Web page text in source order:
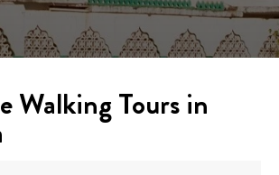
Walking Tours in